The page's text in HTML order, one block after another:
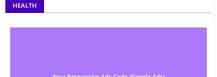
HEALTH